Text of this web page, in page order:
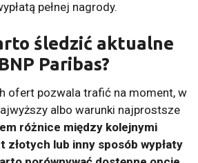
pełnej nagrody.
śledzić aktualne
Paribas?
ofert pozwala trafić na moment, w
albo warunki najprostsze
różnice między kolejnymi
złotych lub inny sposób wypłaty